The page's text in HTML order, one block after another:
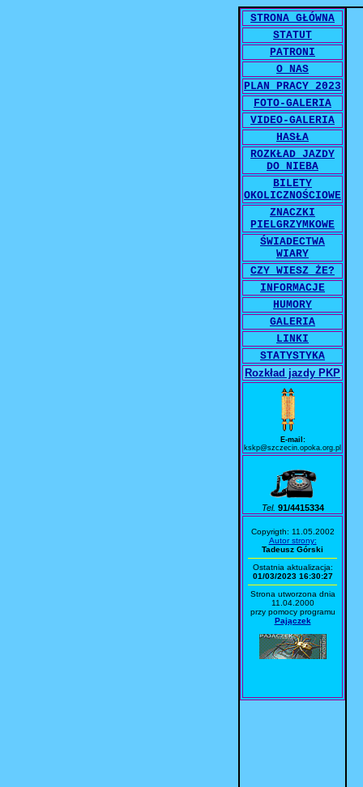
STRONA GŁÓWNA
STATUT
PATRONI
O NAS
PLAN PRACY 2023
FOTO-GALERIA
VIDEO-GALERIA
HASŁA
ROZKŁAD JAZDY
DO NIEBA
BILETY
OKOLICZNOŚCIOWE
ZNACZKI
PIELGRZYMKOWE
ŚWIADECTWA
WIARY
CZY WIESZ ŻE?
INFORMACJE
HUMORY
GALERIA
LINKI
STATYSTYKA
Rozkład jazdy PKP
E-mail:
kskp@szczecin.opoka.org.pl
Tel. 91/4415334
Copyrigth: 11.05.2002
Autor strony:
Tadeusz Górski
Ostatnia aktualizacja:
01/03/2023 16:30:27
Strona utworzona dnia
11.04.2000
przy pomocy programu
Pajączek